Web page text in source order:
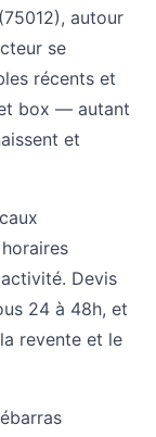
autour
se
récents et
box — autant
et
Devis
24 à 48h, et
revente et le